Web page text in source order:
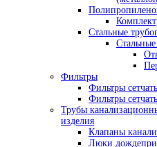
Стальные
Фильтры
Фильтры
Фильтры
Трубы
изделия
Клапаны
Люки